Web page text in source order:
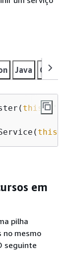
Java C#
this ,
this
em
pilha
mesmo
seguinte